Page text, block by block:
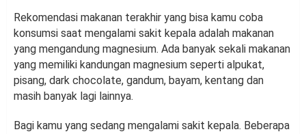
Rekomendasi makanan terakhir yang bisa kamu coba
konsumsi saat mengalami sakit kepala adalah makanan
yang mengandung magnesium. Ada banyak sekali makanan
yang memiliki kandungan magnesium seperti alpukat,
pisang, dark chocolate, gandum, bayam, kentang dan
masih banyak lagi lainnya.
Bagi kamu yang sedang mengalami sakit kepala. Beberapa